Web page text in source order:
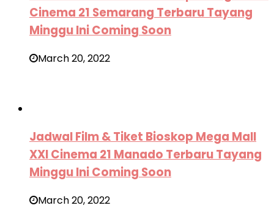
Cinema 21 Semarang Terbaru Tayang
Minggu Ini Coming Soon
March 20, 2022
Jadwal Film & Tiket Bioskop Mega Mall
XXI Cinema 21 Manado Terbaru Tayang
Minggu Ini Coming Soon
March 20, 2022